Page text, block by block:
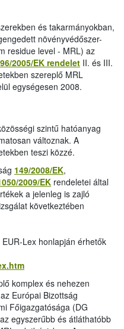
és takarmányokban,
növényvédőszer-
residue level - MRL) az
2005/EK rendelet II. és III.
szereplő MRL
egységesen 2008.
szintű hatóanyag
változnak. A
teszi közzé.
149/2008/EK,
2009/EK rendeletei által
a jelenleg is zajló
következtében
Lex honlapján érhetők
komplex és nehezen
Európai Bizottság
Főigazgatósága (DG
egyszerűbb és átláthatóbb